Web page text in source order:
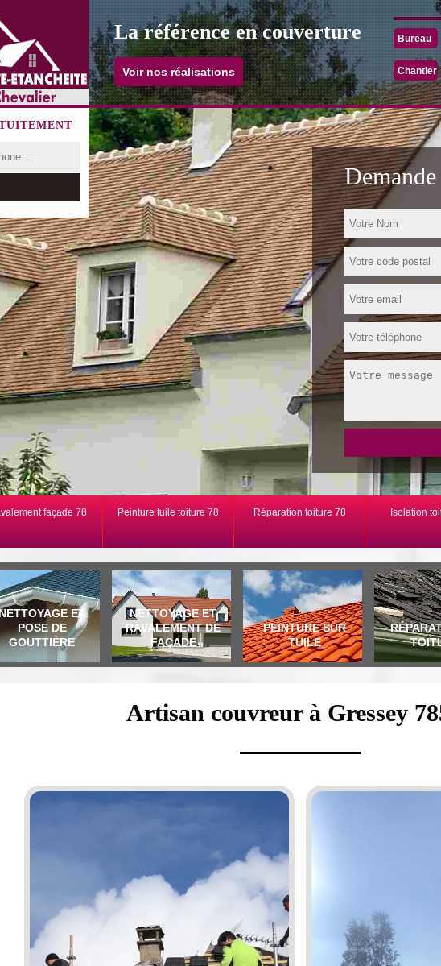
La référence en couverture
Voir nos réalisations
Bureau
Chantier
façade 78 Peinture tuile toiture 78 Réparation toiture 78 Isolation
ET
POSE DE
GOUTTIÈRE
NETTOYAGE ET
RAVALEMENT DE
FAÇADE
PEINTURE SUR
TUILE
Artisan couvreur à Gressey